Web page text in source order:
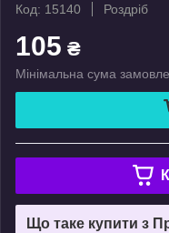
Код: 15140
Роздріб
105 ₴
Мінімальна сума
Що таке купити з